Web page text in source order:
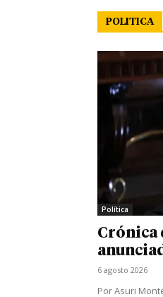
POLITICA
Política
Crónica
6 agosto 2026
Por Asuri